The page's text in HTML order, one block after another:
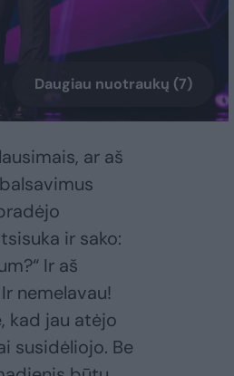
Daugiau nuotraukų (7)
ar aš
ir sako:
Ir aš
nemelavau!
kad jau atėjo
susidėliojo. Be